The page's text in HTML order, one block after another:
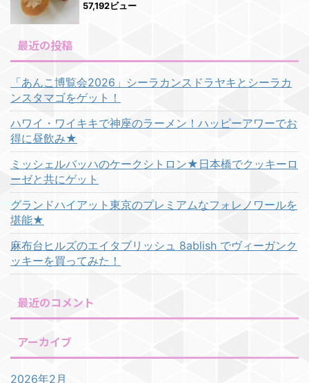
57,192ビュー
最近の投稿
「あんこ博覧会2026」シーラカンスドラヤキとシーラカ
ンスタマゴをゲット！
ハワイ・ワイキキで神座のラーメン！ハッピーアワーでお
得に昼飲み★
ミッシェルバッハのケークシトロン★日本橋でクッキーロ
ーゼと共にゲット
グランドハイアット東京のプレミアムなフォレノワールを
堪能★
麻布台ヒルズのエイタブリッシュ 8ablish でヴィーガンク
ッキーを買ってみた！
最近のコメント
アーカイブ
2026年2月